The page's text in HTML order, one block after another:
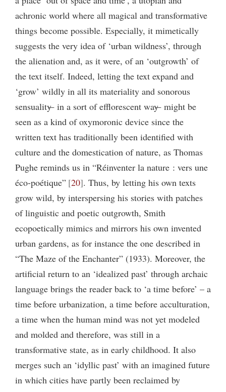
achronic world where all magical and transformative
things become possible. Especially, it mimetically
suggests the very idea of ‘urban wildness’, through
the alienation and, as it were, of an ‘outgrowth’ of
the text itself. Indeed, letting the text expand and
‘grow’ wildly in all its materiality and sonorous
sensuality ̶ in a sort of efflorescent way ̶ might be
seen as a kind of oxymoronic device since the
written text has traditionally been identified with
culture and the domestication of nature, as Thomas
Pughe reminds us in “Réinventer la nature : vers une
éco-poétique” 20 . Thus, by letting his own texts
grow wild, by interspersing his stories with patches
of linguistic and poetic outgrowth, Smith
ecopoetically mimics and mirrors his own invented
urban gardens, as for instance the one described in
“The Maze of the Enchanter” (1933). Moreover, the
artificial return to an ‘idealized past’ through archaic
language brings the reader back to ‘a time before’ – a
time before urbanization, a time before acculturation,
a time when the human mind was not yet modeled
and molded and therefore, was still in a
transformative state, as in early childhood. It also
merges such an ‘idyllic past’ with an imagined future
in which cities have partly been reclaimed by